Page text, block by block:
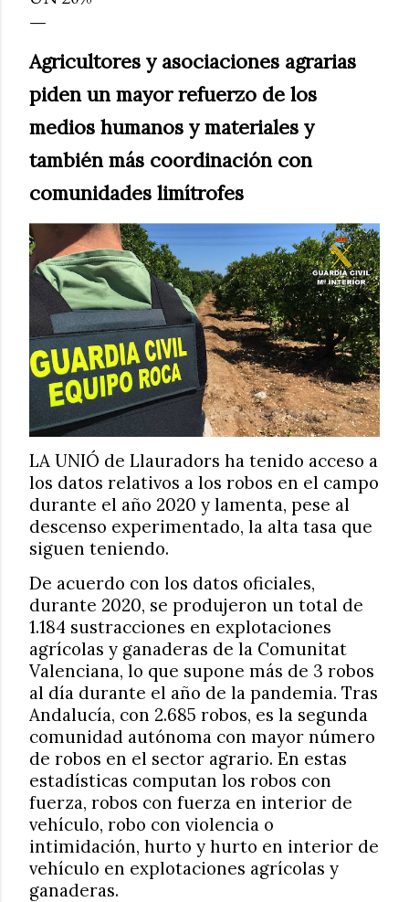
Agricultores y asociaciones agrarias
piden un mayor refuerzo de los
medios humanos y materiales y
también más coordinación con
comunidades limítrofes
LA UNIÓ de Llauradors ha tenido acceso a
los datos relativos a los robos en el campo
durante el año 2020 y lamenta, pese al
descenso experimentado, la alta tasa que
siguen teniendo.
De acuerdo con los datos oficiales,
durante 2020, se produjeron un total de
1.184 sustracciones en explotaciones
agrícolas y ganaderas de la Comunitat
Valenciana, lo que supone más de 3 robos
al día durante el año de la pandemia. Tras
Andalucía, con 2.685 robos, es la segunda
comunidad autónoma con mayor número
de robos en el sector agrario. En estas
estadísticas computan los robos con
fuerza, robos con fuerza en interior de
vehículo, robo con violencia o
intimidación, hurto y hurto en interior de
vehículo en explotaciones agrícolas y
ganaderas.